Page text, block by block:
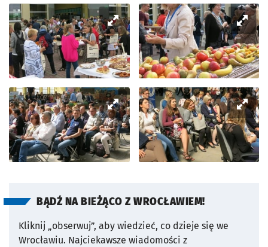
BĄDŹ NA BIEŻĄCO Z WROCŁAWIEM!
Kliknij „obserwuj”, aby wiedzieć, co dzieje się we
Wrocławiu. Najciekawsze wiadomości z